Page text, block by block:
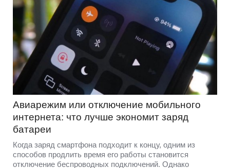
Авиарежим или отключение мобильного
интернета: что лучше экономит заряд
батареи
Когда заряд смартфона подходит к концу, одним из
способов продлить время его работы становится
отключение беспроводных подключений. Однако